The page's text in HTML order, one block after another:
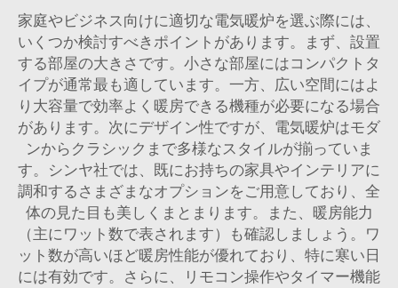
家庭やビジネス向けに適切な電気暖炉を選ぶ際には、
いくつか検討すべきポイントがあります。まず、設置
する部屋の大きさです。小さな部屋にはコンパクトタ
イプが通常最も適しています。一方、広い空間にはよ
り大容量で効率よく暖房できる機種が必要になる場合
があります。次にデザイン性ですが、電気暖炉はモダ
ンからクラシックまで多様なスタイルが揃っていま
す。シンヤ社では、既にお持ちの家具やインテリアに
調和するさまざまなオプションをご用意しており、全
体の見た目も美しくまとまります。また、暖房能力
（主にワット数で表されます）も確認しましょう。ワ
ット数が高いほど暖房性能が優れており、特に寒い日
には有効です。さらに、リモコン操作やタイマー機能